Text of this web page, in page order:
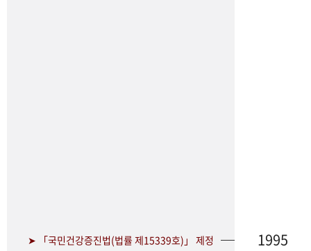
➤ 「국민건강증진법(법률 제15339호)」 제정 1995